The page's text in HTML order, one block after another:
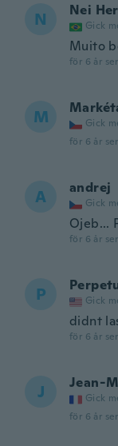
N Nei
Gick
Muito
för 6 år
M Gick
för 6 år
A andrej
Gick
Ojeb...
för 6 år
P Gick
didnt
för 6 år
J Jean-
Gick
för 6 år